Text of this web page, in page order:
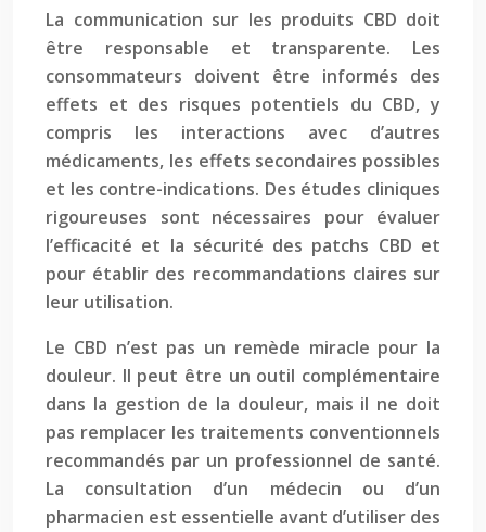
La communication sur les produits CBD doit
être responsable et transparente. Les
consommateurs doivent être informés des
effets et des risques potentiels du CBD, y
compris les interactions avec d’autres
médicaments, les effets secondaires possibles
et les contre-indications. Des études cliniques
rigoureuses sont nécessaires pour évaluer
l’efficacité et la sécurité des patchs CBD et
pour établir des recommandations claires sur
leur utilisation.
Le CBD n’est pas un remède miracle pour la
douleur. Il peut être un outil complémentaire
dans la gestion de la douleur, mais il ne doit
pas remplacer les traitements conventionnels
recommandés par un professionnel de santé.
La consultation d’un médecin ou d’un
pharmacien est essentielle avant d’utiliser des